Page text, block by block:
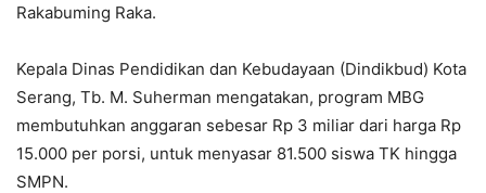
Rakabuming Raka.
Kepala Dinas Pendidikan dan Kebudayaan (Dindikbud) Kota
Serang, Tb. M. Suherman mengatakan, program MBG
membutuhkan anggaran sebesar Rp 3 miliar dari harga Rp
15.000 per porsi, untuk menyasar 81.500 siswa TK hingga
SMPN.